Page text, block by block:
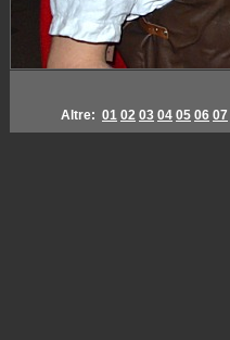
Altre: 01 02 03 04 05 06 07